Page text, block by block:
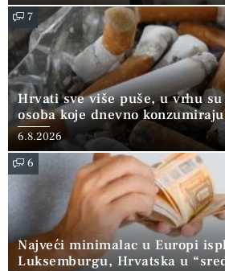
7
Hrvati sve više puše, u vrhu
osoba koje dnevno
6.8.2026
6
Najveći minimalac u Europi
Luksemburgu, Hrvatska u